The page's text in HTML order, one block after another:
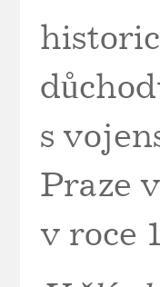
s
Praze
v roce